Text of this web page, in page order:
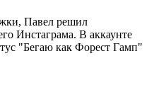
Павел решил
Инстаграма. В аккаунте
"Бегаю как Форест Гамп"